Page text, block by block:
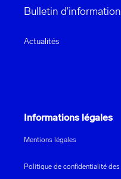
Bulletin d'information
Actualités
Informations légales
Mentions légales
Politique de confidentialité des